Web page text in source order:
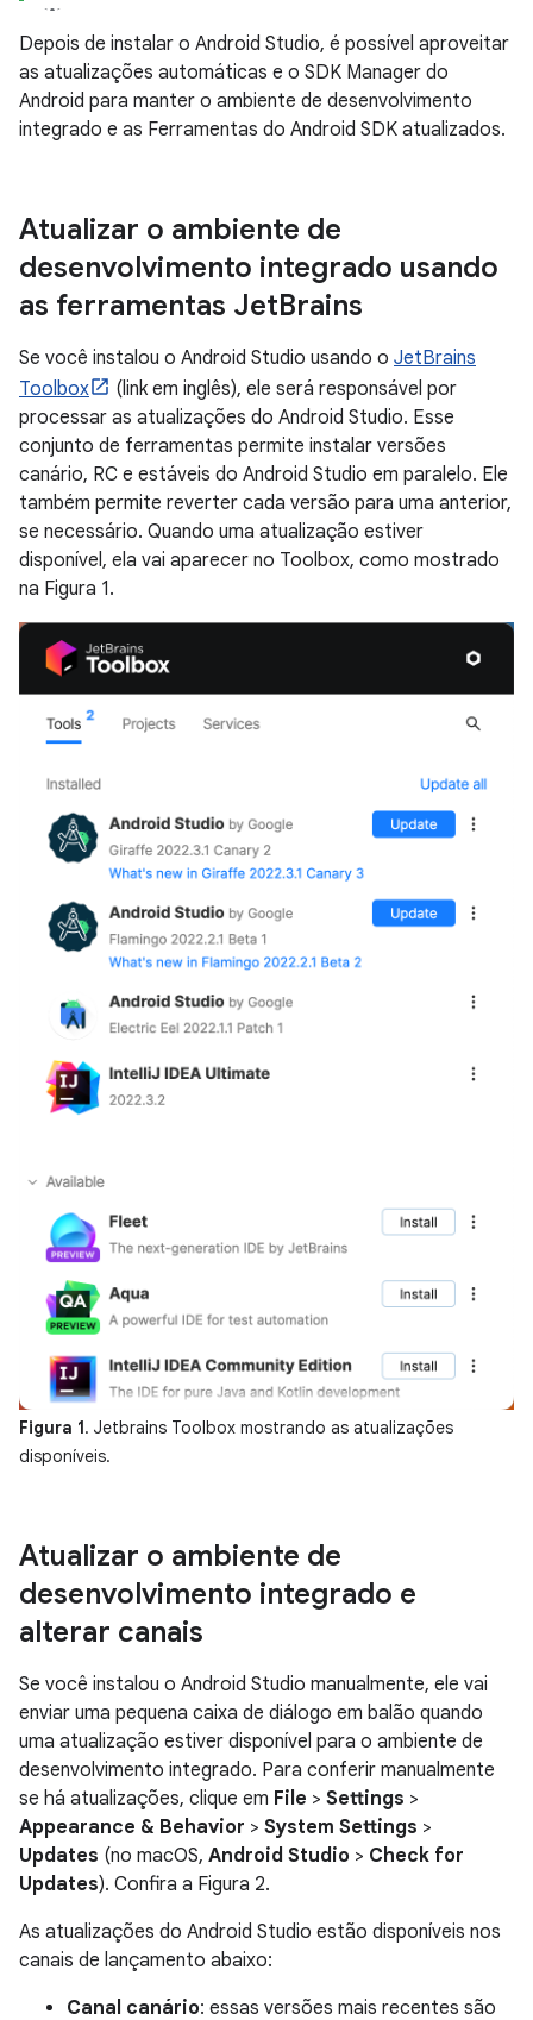
Depois de instalar o Android Studio, é possível aproveitar
as atualizações automáticas e o SDK Manager do
Android para manter o ambiente de desenvolvimento
integrado e as Ferramentas do Android SDK atualizados.
Atualizar o ambiente de
desenvolvimento integrado usando
as ferramentas JetBrains
Se você instalou o Android Studio usando o JetBrains
Toolbox
(link em inglês), ele será responsável por
processar as atualizações do Android Studio. Esse
conjunto de ferramentas permite instalar versões
canário, RC e estáveis do Android Studio em paralelo. Ele
também permite reverter cada versão para uma anterior,
se necessário. Quando uma atualização estiver
disponível, ela vai aparecer no Toolbox, como mostrado
na Figura 1.
Figura 1. Jetbrains Toolbox mostrando as atualizações
disponíveis.
Atualizar o ambiente de
desenvolvimento integrado e
alterar canais
Se você instalou o Android Studio manualmente, ele vai
enviar uma pequena caixa de diálogo em balão quando
uma atualização estiver disponível para o ambiente de
desenvolvimento integrado. Para conferir manualmente
se há atualizações, clique em File > Settings >
Appearance & Behavior > System Settings >
Updates (no macOS, Android Studio > Check for
Updates). Confira a Figura 2.
As atualizações do Android Studio estão disponíveis nos
canais de lançamento abaixo:
Canal canário: essas versões mais recentes são